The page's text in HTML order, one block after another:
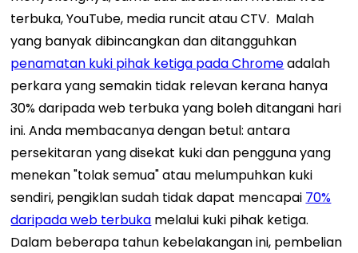
terbuka, YouTube, media runcit atau CTV. Malah
yang banyak dibincangkan dan ditangguhkan
penamatan kuki pihak ketiga pada Chromeadalah
perkara yang semakin tidak relevan kerana hanya
30% daripada web terbuka yang boleh ditangani hari
ini. Anda membacanya dengan betul: antara
persekitaran yang disekat kuki dan pengguna yang
menekan "tolak semua" atau melumpuhkan kuki
sendiri, pengiklan sudah tidak dapat mencapai 70%
daripada web terbuka melalui kuki pihak ketiga.
Dalam beberapa tahun kebelakangan ini, pembelian